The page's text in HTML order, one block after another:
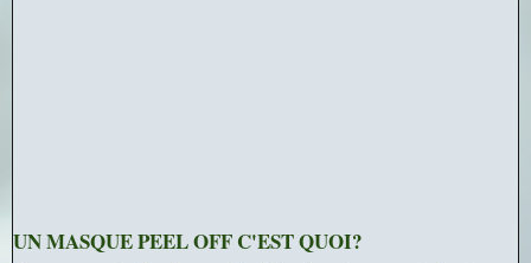
UN MASQUE PEEL OFF C'EST QUOI?